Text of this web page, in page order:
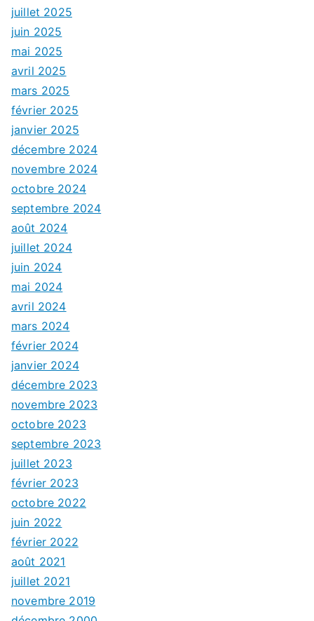
juillet 2025
juin 2025
mai 2025
avril 2025
mars 2025
février 2025
janvier 2025
décembre 2024
novembre 2024
octobre 2024
septembre 2024
août 2024
juillet 2024
juin 2024
mai 2024
avril 2024
mars 2024
février 2024
janvier 2024
décembre 2023
novembre 2023
octobre 2023
septembre 2023
juillet 2023
février 2023
octobre 2022
juin 2022
février 2022
août 2021
juillet 2021
novembre 2019